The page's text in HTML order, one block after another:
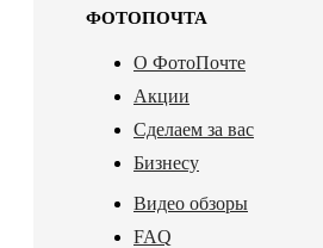
ФОТОПОЧТА
О ФотоПочте
Акции
Сделаем за вас
Бизнесу
Видео обзоры
FAQ